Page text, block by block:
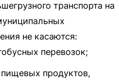
транспорта на
не касаются:
перевозок;
продуктов,